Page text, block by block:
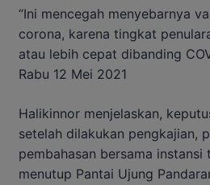
“Ini mencegah menyebarnya
corona, karena tingkat
atau lebih cepat dibanding
Rabu 12 Mei 2021
Halikinnor menjelaskan,
setelah dilakukan pengkajian,
pembahasan bersama instansi
menutup Pantai Ujung